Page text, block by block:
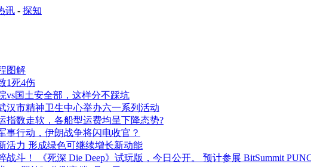
讯 - 探知
图解
1死4伤
vs国土安全部，这样分不踩坑
市精神卫生中心举办六一系列活动
指数走软，各船型运费均呈下降态势?
事行动，伊朗战争将闪电收官？
活力 形成绿色可继续增长新动能
战斗！ 《死深 Die Deep》试玩版，今日公开。 预计参展 BitSummit